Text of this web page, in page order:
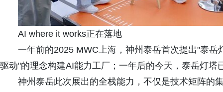
AI where it works正在落地
一年前的2025 MWC上海，神州泰岳首次提出"泰
驱动"的理念构建AI能力工厂；一年后的今天，泰岳灯
神州泰岳此次展出的全栈能力，不仅是技术矩阵的